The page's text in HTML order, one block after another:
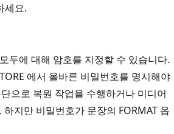
세요.
두에 대해 암호를 지정할 수 있습니다.
에서 올바른 비밀번호를 명시해야
으로 복원 작업을 수행하거나 미디어
지만 비밀번호가 문장의 FORMAT 옵